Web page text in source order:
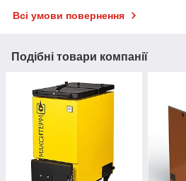
Всі умови повернення
Подібні товари компанії